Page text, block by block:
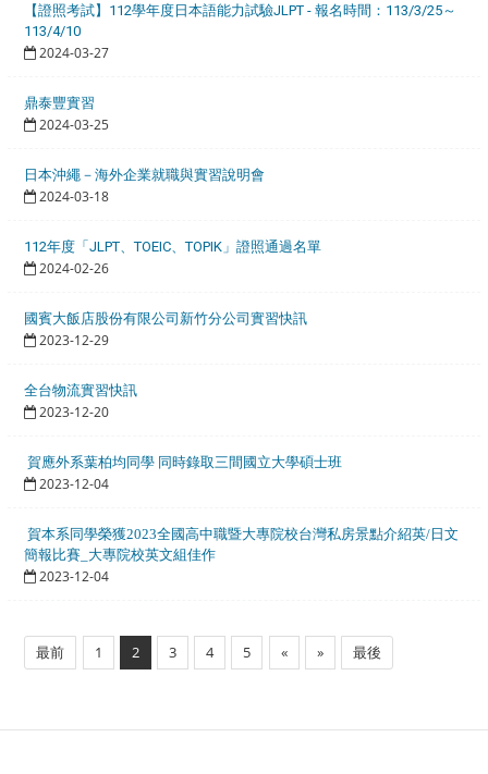
【證照考試】112學年度日本語能力試驗JLPT - 報名時間：113/3/25～
113/4/10
2024-03-27
鼎泰豐實習
2024-03-25
日本沖繩－海外企業就職與實習說明會
2024-03-18
112年度「JLPT、TOEIC、TOPIK」證照通過名單
2024-02-26
國賓大飯店股份有限公司新竹分公司實習快訊
2023-12-29
全台物流實習快訊
2023-12-20
賀應外系葉柏均同學 同時錄取三間國立大學碩士班
2023-12-04
賀本系同學榮獲2023全國高中職暨大專院校台灣私房景點介紹英/日文
簡報比賽_大專院校英文組佳作
2023-12-04
最前 1 2 3 4 5 « » 最後